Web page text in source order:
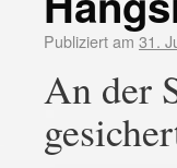
Publiziert am 31.
An der